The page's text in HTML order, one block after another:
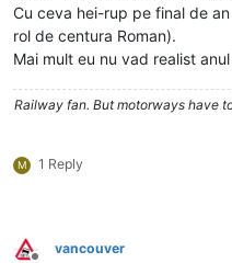
Cu ceva hei-rup pe final de
rol de centura Roman).
Mai mult eu nu vad realist
Railway fan. But motorways have
M 1 Reply
vancouver